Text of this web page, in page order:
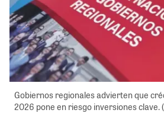
Gobiernos regionales advierten que
2026 pone en riesgo inversiones clave.